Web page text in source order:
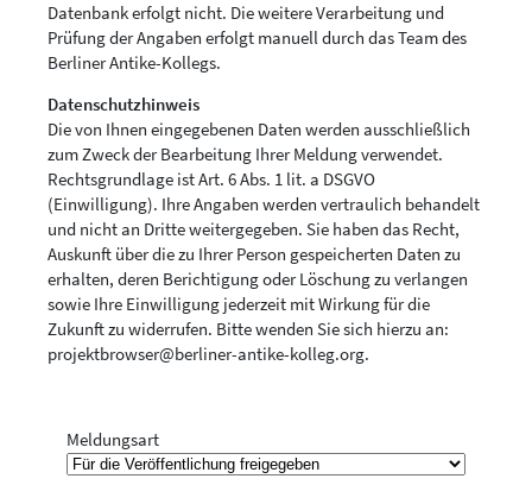
Datenbank erfolgt nicht. Die weitere Verarbeitung und
Prüfung der Angaben erfolgt manuell durch das Team des
Berliner Antike-Kollegs.
Datenschutzhinweis
Die von Ihnen eingegebenen Daten werden ausschließlich
zum Zweck der Bearbeitung Ihrer Meldung verwendet.
Rechtsgrundlage ist Art. 6 Abs. 1 lit. a DSGVO
(Einwilligung). Ihre Angaben werden vertraulich behandelt
und nicht an Dritte weitergegeben. Sie haben das Recht,
Auskunft über die zu Ihrer Person gespeicherten Daten zu
erhalten, deren Berichtigung oder Löschung zu verlangen
sowie Ihre Einwilligung jederzeit mit Wirkung für die
Zukunft zu widerrufen. Bitte wenden Sie sich hierzu an:
projektbrowser@berliner-antike-kolleg.org.
Meldungsart